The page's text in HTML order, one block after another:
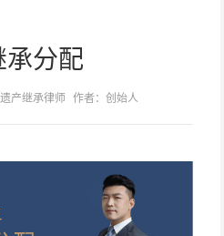
分配
产继承律师 作者：创始人